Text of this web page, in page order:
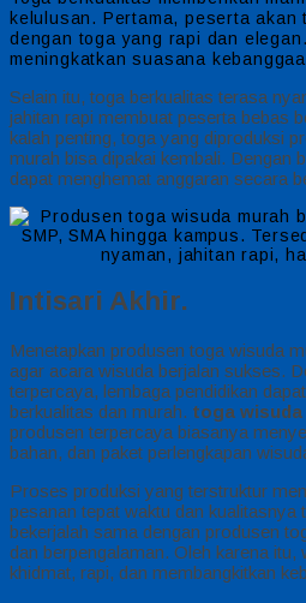
kelulusan. Pertama, peserta akan
dengan toga yang rapi dan
meningkatkan suasana
Selain itu, toga berkualitas terasa
jahitan rapi membuat peserta bebas
kalah penting, toga yang diproduksi
murah bisa dipakai kembali. Dengan
dapat menghemat anggaran secara
Intisari Akhir.
Menetapkan produsen toga wisuda
agar acara wisuda berjalan sukses.
terpercaya, lembaga pendidikan
berkualitas dan murah. toga wisuda
produsen terpercaya biasanya
bahan, dan paket perlengkapan
Proses produksi yang terstruktur
pesanan tepat waktu dan kualitasnya
bekerjalah sama dengan produsen
dan berpengalaman. Oleh karena itu,
khidmat, rapi, dan membangkitkan